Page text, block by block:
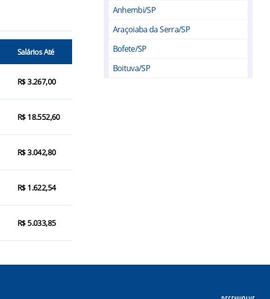
Salários Até
R$ 3.267,00
R$ 18.552,60
R$ 3.042,80
R$ 1.622,54
R$ 5.033,85
Anhembi/SP
Araçoiaba da Serra/SP
Bofete/SP
Boituva/SP
Itapetininga/SP